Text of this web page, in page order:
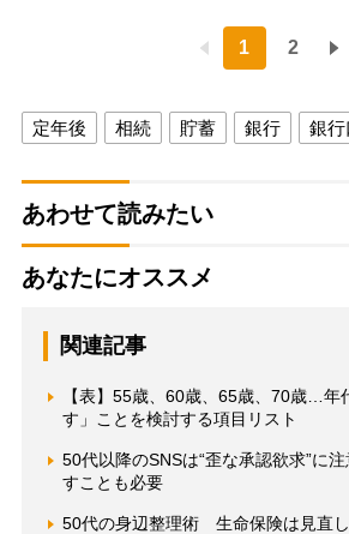
1 2
定年後 相続 貯蓄 銀行 銀行
あわせて読みたい
あなたにオススメ
関連記事
【表】55歳、60歳、65歳、70歳…年
す」ことを検討する項目リスト
50代以降のSNSは“歪な承認欲求”に
すことも必要
50代の身辺整理術 生命保険は見直